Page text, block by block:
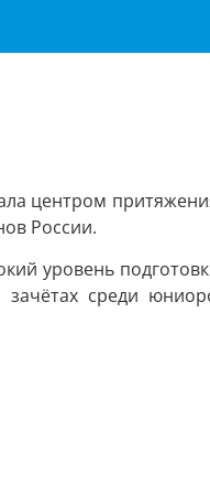
центром
России.
уровень
зачётах среди